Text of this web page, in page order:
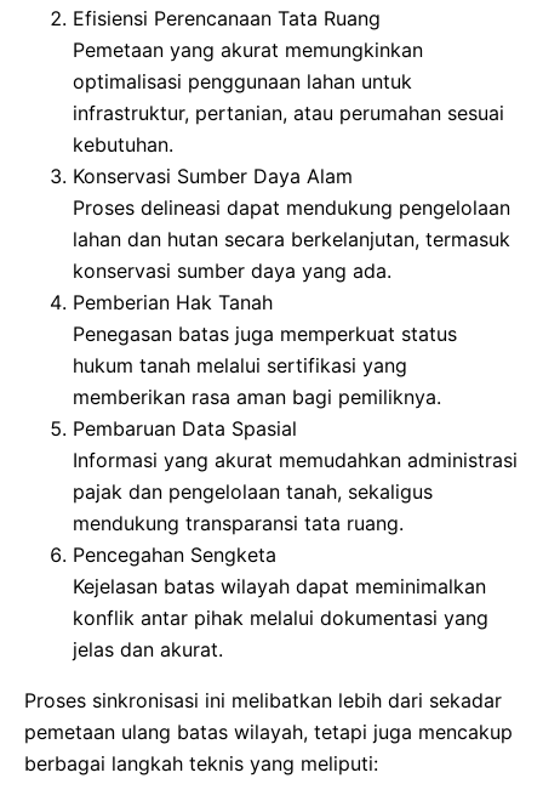
Efisiensi Perencanaan Tata Ruang
Pemetaan yang akurat memungkinkan
optimalisasi penggunaan lahan untuk
infrastruktur, pertanian, atau perumahan sesuai
kebutuhan.
Konservasi Sumber Daya Alam
Proses delineasi dapat mendukung pengelolaan
lahan dan hutan secara berkelanjutan, termasuk
konservasi sumber daya yang ada.
Pemberian Hak Tanah
Penegasan batas juga memperkuat status
hukum tanah melalui sertifikasi yang
memberikan rasa aman bagi pemiliknya.
Pembaruan Data Spasial
Informasi yang akurat memudahkan administrasi
pajak dan pengelolaan tanah, sekaligus
mendukung transparansi tata ruang.
Pencegahan Sengketa
Kejelasan batas wilayah dapat meminimalkan
konflik antar pihak melalui dokumentasi yang
jelas dan akurat.
Proses sinkronisasi ini melibatkan lebih dari sekadar
pemetaan ulang batas wilayah, tetapi juga mencakup
berbagai langkah teknis yang meliputi: